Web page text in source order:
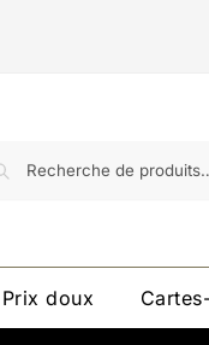
Prix doux